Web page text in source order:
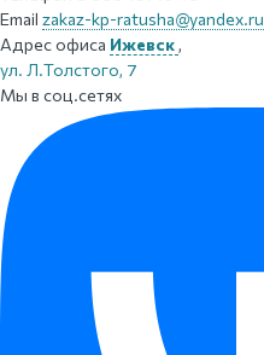
Email zakaz-kp-ratusha@yandex.ru
Адрес офиса Ижевск,
ул. Л.Толстого, 7
Мы в соц.сетях